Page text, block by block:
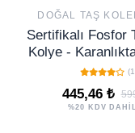
DOĞAL TAŞ
Sertifikalı Fosfor
Kolye -
Enerji Şifa ve
445,46 ₺
%20 KDV